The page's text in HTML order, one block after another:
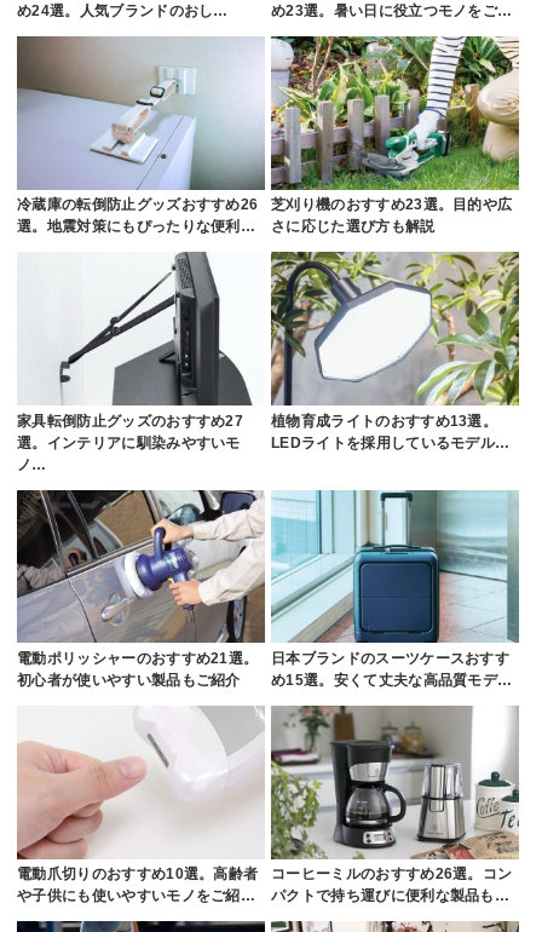
め24選。人気ブランドのおし…
め23選。暑い日に役立つモノをご…
冷蔵庫の転倒防止グッズおすすめ26
選。地震対策にもぴったりな便利…
芝刈り機のおすすめ23選。目的や広
さに応じた選び方も解説
家具転倒防止グッズのおすすめ27
選。インテリアに馴染みやすいモ
ノ…
植物育成ライトのおすすめ13選。
LEDライトを採用しているモデル…
電動ポリッシャーのおすすめ21選。
初心者が使いやすい製品もご紹介
日本ブランドのスーツケースおすす
め15選。安くて丈夫な高品質モデ…
電動爪切りのおすすめ10選。高齢者
や子供にも使いやすいモノをご紹…
コーヒーミルのおすすめ26選。コン
パクトで持ち運びに便利な製品も…